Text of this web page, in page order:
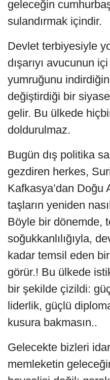
geleceğin
sulandırmak içindir.
Devlet terbiyesiyle
dışarıyı avucunun
yumruğunu
değiştirdiği bir
gelir. Bu ülkede
doldurulmaz.
Bugün dış politika
gezdiren herkes,
Kafkasya’dan Doğu
taşların yeniden
Böyle bir dönemde,
soğukkanlılığıyla,
kadar temsil eden
görür.! Bu ülkede
bir şekilde çizildi:
liderlik, güçlü
kusura bakmasın..
Gelecekte bizleri
memleketin